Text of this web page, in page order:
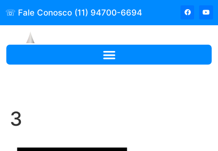
☏ Fale Conosco (11) 94700-6694
3